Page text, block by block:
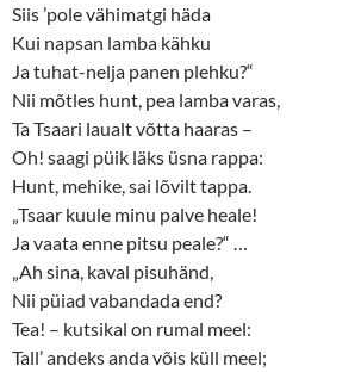
Siis ’pole vähimatgi häda
Kui napsan lamba kähku
Ja tuhat-nelja panen plehku?“
Nii mõtles hunt, pea lamba varas,
Ta Tsaari laualt võtta haaras –
Oh! saagi püik läks üsna rappa:
Hunt, mehike, sai lõvilt tappa.
„Tsaar kuule minu palve heale!
Ja vaata enne pitsu peale?“ …
„Ah sina, kaval pisuhänd,
Nii püiad vabandada end?
Tea! – kutsikal on rumal meel:
Tall’ andeks anda võis küll meel;